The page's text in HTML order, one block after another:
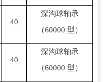
40
深沟球轴承
（60000 型）
40
深沟球轴承
（60000 型）